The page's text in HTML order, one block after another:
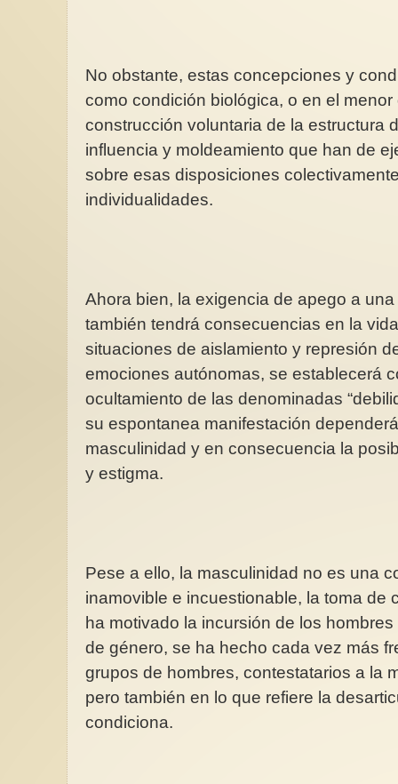
No obstante, estas concepciones y
como condición biológica, o en el
construcción voluntaria de la estructura
influencia y moldeamiento que han de
sobre esas disposiciones
individualidades.
Ahora bien, la exigencia de apego a
también tendrá consecuencias en la
situaciones de aislamiento y represión
emociones autónomas, se establecerá
ocultamiento de las denominadas
su espontanea manifestación
masculinidad y en consecuencia la
y estigma.
Pese a ello, la masculinidad no es una
inamovible e incuestionable, la toma de
ha motivado la incursión de los
de género, se ha hecho cada vez más
grupos de hombres, contestatarios a la
pero también en lo que refiere la
condiciona.